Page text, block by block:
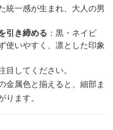
統一感が生まれ、大人の男
引き締める ：黒・ネイビ
使いやすく、凛とした印象
目してください。
金属色と揃えると、細部ま
ます。